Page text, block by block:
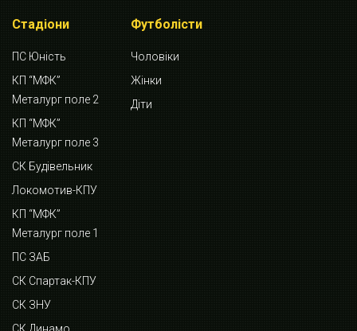
Стадіони
ПС Юність
КП “МФК”
Металург поле 2
КП “МФК”
Металург поле 3
СК Будівельник
Локомотив-КПУ
КП “МФК”
Металург поле 1
ПС ЗАБ
СК Спартак-КПУ
СК ЗНУ
Футболісти
Чоловіки
Жінки
Діти